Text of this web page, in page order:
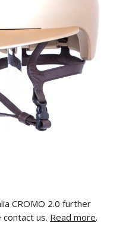
CROMO 2.0 further
us. Read more.